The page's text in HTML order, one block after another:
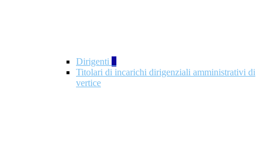
Dirigenti 1
Titolari di incarichi dirigenziali amministrativi di
vertice